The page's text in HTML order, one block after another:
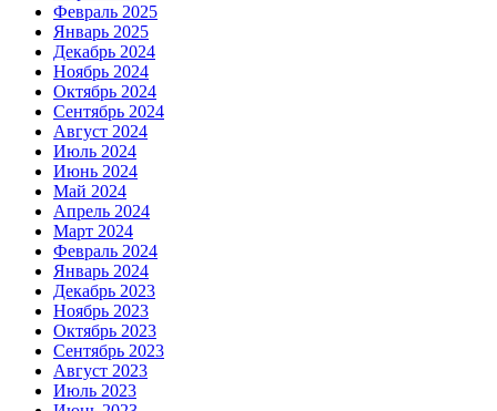
Февраль 2025
Январь 2025
Декабрь 2024
Ноябрь 2024
Октябрь 2024
Сентябрь 2024
Август 2024
Июль 2024
Июнь 2024
Май 2024
Апрель 2024
Март 2024
Февраль 2024
Январь 2024
Декабрь 2023
Ноябрь 2023
Октябрь 2023
Сентябрь 2023
Август 2023
Июль 2023